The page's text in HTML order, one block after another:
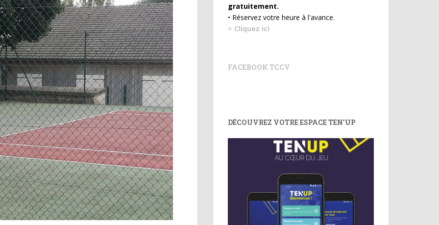
gratuitement.
• Réservez votre heure à l'avance.
> Cliquez ici
FACEBOOK TCCV
DÉCOUVREZ VOTRE ESPACE TEN’UP